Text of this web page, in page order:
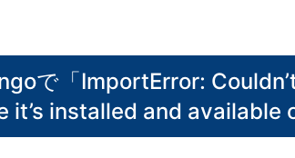
で「ImportError:
it’s installed and available